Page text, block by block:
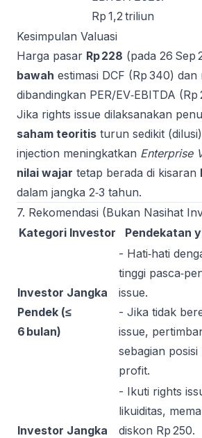
Rp 1,2 triliun
Kesimpulan Valuasi
Harga pasar Rp 228 (pada 26 Sep
bawah estimasi DCF (Rp 340)
dibandingkan PER/EV‑EBITDA (Rp
Jika rights issue dilaksanakan
saham teoritis turun sedikit
injection meningkatkan Enterprise
nilai wajar tetap berada di kisaran
dalam jangka 2‑3 tahun.
7. Rekomendasi (Bukan Nasihat
Kategori Investor
Pendekatan
Investor Jangka
Pendek (≤
6 bulan)
- Hati‑hati
tinggi
issue.
- Jika tidak
issue,
sebagian
profit.
Investor Jangka
- Ikuti rights
likuiditas,
diskon Rp 250.